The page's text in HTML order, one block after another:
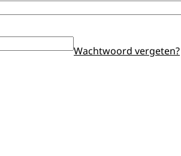
Wachtwoord vergeten?